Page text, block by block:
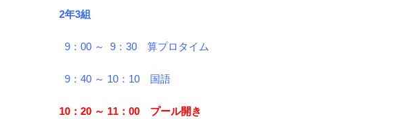
2年3組
9：00 ～ 9：30 算プロタイム
9：40 ～ 10：10 国語
10：20 ～ 11：00 プール開き